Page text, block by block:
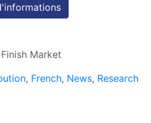
Market
, French, News, Research